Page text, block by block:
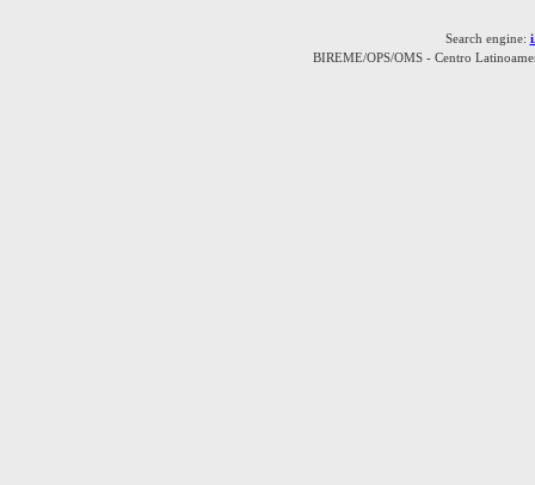
Search engine:
BIREME/OPS/OMS - Centro